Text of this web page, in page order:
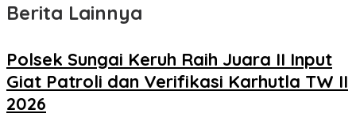
Berita Lainnya
Polsek Sungai Keruh Raih Juara II Input
Giat Patroli dan Verifikasi Karhutla TW II
2026